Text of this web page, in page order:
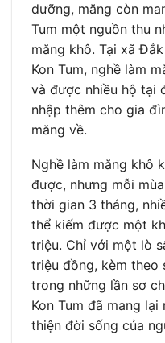
dưỡng, măng còn
Tum một nguồn thu
măng khô. Tại xã
Kon Tum, nghề làm
và được nhiều hộ tại
nhập thêm cho gia
măng về.
Nghề làm măng khô
được, nhưng mỗi
thời gian 3 tháng,
thể kiếm được một
triệu. Chỉ với một lò
triệu đồng, kèm theo
trong những lần sơ
Kon Tum đã mang
thiện đời sống của